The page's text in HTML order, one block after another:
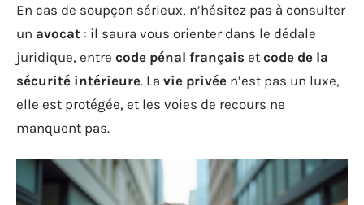
En cas de soupçon sérieux, n’hésitez pas à consulter
un avocat : il saura vous orienter dans le dédale
juridique, entre code pénal français et code de la
sécurité intérieure. La vie privée n’est pas un luxe,
elle est protégée, et les voies de recours ne
manquent pas.